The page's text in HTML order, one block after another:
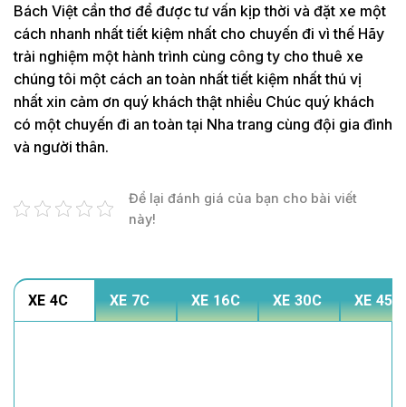
Bách Việt cần thơ để được tư vấn kịp thời và đặt xe một
cách nhanh nhất tiết kiệm nhất cho chuyến đi vì thế Hãy
trải nghiệm một hành trình cùng công ty cho thuê xe
chúng tôi một cách an toàn nhất tiết kiệm nhất thú vị
nhất xin cảm ơn quý khách thật nhiều Chúc quý khách
có một chuyến đi an toàn tại Nha trang cùng đội gia đình
và người thân.
Để lại đánh giá của bạn cho bài viết
này!
XE 4C XE 7C XE 16C XE 30C XE 45C